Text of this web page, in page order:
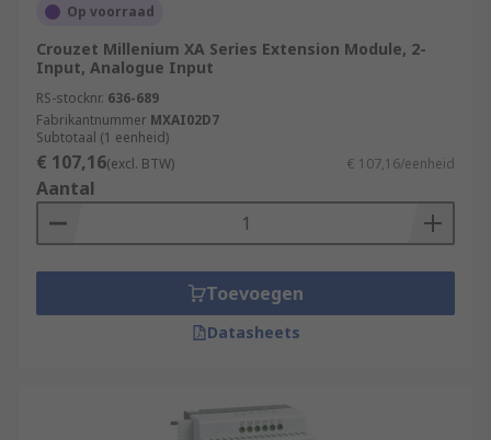
Op voorraad
Crouzet Millenium XA Series Extension Module, 2-
Input, Analogue Input
RS-stocknr. 636-689
Fabrikantnummer MXAI02D7
Subtotaal (1 eenheid)
€ 107,16(excl. BTW) € 107,16/eenheid
Aantal
Toevoegen
Datasheets